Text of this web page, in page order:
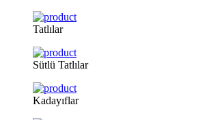
Tatlılar
Sütlü Tatlılar
Kadayıflar